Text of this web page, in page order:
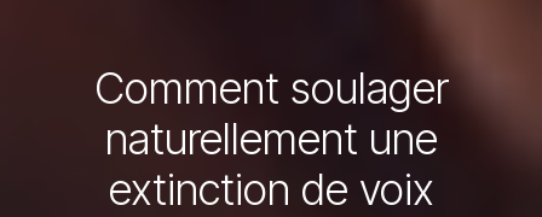
Comment soulager
naturellement une
extinction de voix